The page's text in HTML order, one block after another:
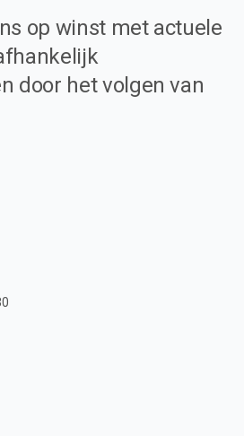
op winst met actuele
door het volgen van